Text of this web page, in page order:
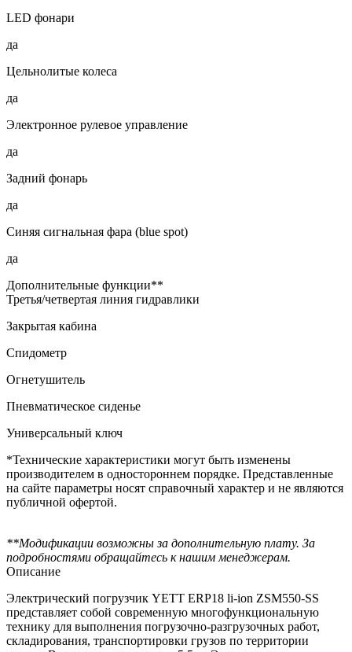
LED фонари
да
Цельнолитые колеса
да
Электронное рулевое управление
да
Задний фонарь
да
Синяя сигнальная фара (blue spot)
да
Дополнительные функции**
Третья/четвертая линия гидравлики
Закрытая кабина
Спидометр
Огнетушитель
Пневматическое сиденье
Универсальный ключ
*Технические характеристики могут быть изменены
производителем в одностороннем порядке. Представленные
на сайте параметры носят справочный характер и не являются
публичной офертой.
**Модификации возможны за дополнительную плату. За
подробностями обращайтесь к нашим менеджерам.
Описание
Электрический погрузчик YETT ERP18 li-ion ZSM550-SS
представляет собой современную многофункциональную
технику для выполнения погрузочно-разгрузочных работ,
складирования, транспортировки грузов по территории